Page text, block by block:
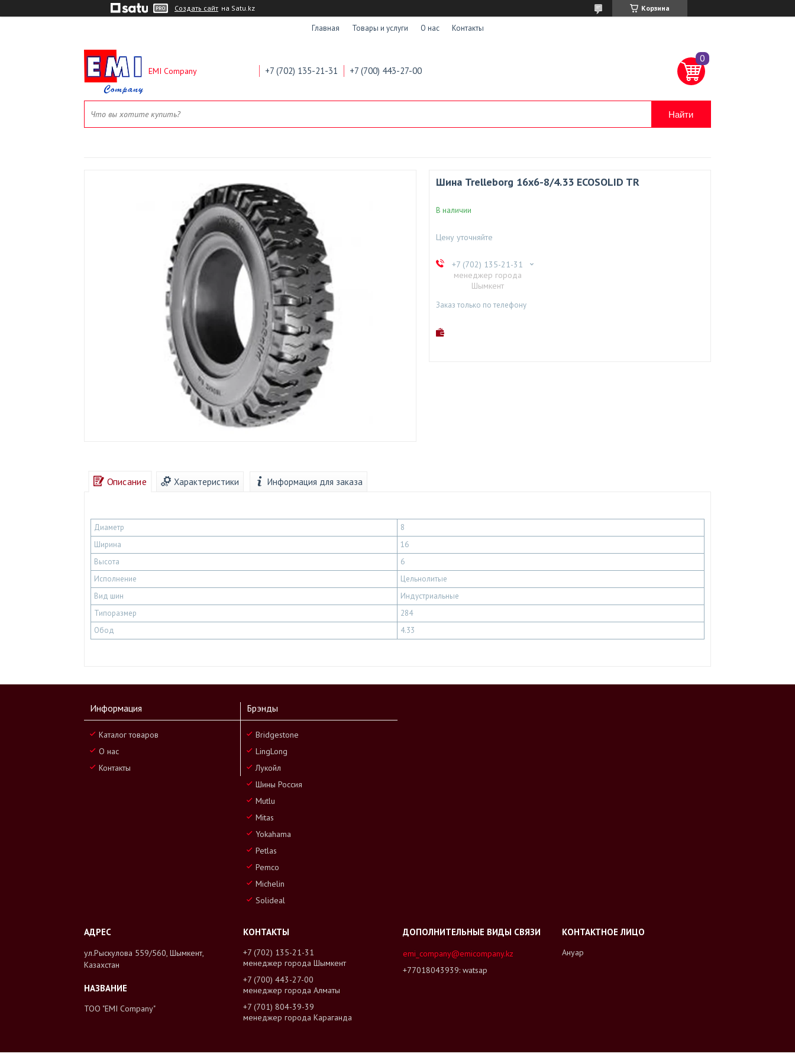
Создать сайт на Satu.kz Корзина
Главная Товары и услуги О нас Контакты
EMI Company +7 (702) 135-21-31 +7 (700) 443-27-00
Найти
Шина Trelleborg 16х6-8/4.33 ECOSOLID TR
В наличии
Цену уточняйте
+7 (702) 135-21-31
менеджер города
Шымкент
Заказ только по телефону
Описание Характеристики Информация для заказа
Диаметр
8
Ширина
16
Высота
6
Исполнение
Цельнолитые
Вид шин
Индустриальные
Типоразмер
284
Обод
4.33
Информация
Каталог товаров
О нас
Контакты
Брэнды
Bridgestone
LingLong
Лукойл
Шины Россия
Mutlu
Mitas
Yokahama
Petlas
Pemco
Michelin
Solideal
ул.Рыскулова 559/560, Шымкент,
Казахстан
ТОО "EMI Company"
+7 (702) 135-21-31
менеджер города Шымкент
+7 (700) 443-27-00
менеджер города Алматы
+7 (701) 804-39-39
менеджер города Караганда
emi_company@emicompany.kz
+77018043939 watsap
Ануар